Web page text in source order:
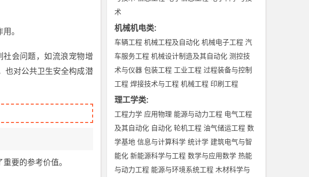
。
会问题，如流浪宠物增
也对公共卫生安全构成潜
要的参考价值。
术
机械机电类:
车辆工程 机械工程及自动化 机械电子工程 汽
车服务工程 机械设计制造及其自动化 测控技
术与仪器 包装工程 工业工程 过程装备与控制
工程 焊接技术与工程 机械工程 印刷工程
理工学类:
工程力学 应用物理 能源与动力工程 电气工程
及其自动化 自动化 轮机工程 油气储运工程 数
学基地 信息与计算科学 统计学 建筑电气与智
能化 新能源科学与工程 数学与应用数学 热能
与动力工程 能源与环境系统工程 木材科学与